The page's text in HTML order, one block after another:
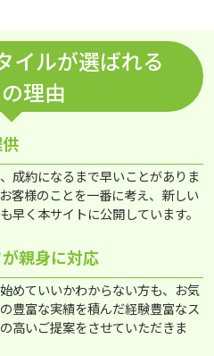
イルが選ばれる
理由
成約になるまで早いことがありま
客様のことを一番に考え、新しい
早く本サイトに公開しています。
親身に対応
めていいかわからない方も、お気
豊富な実績を積んだ経験豊富なス
高いご提案をさせていただきま